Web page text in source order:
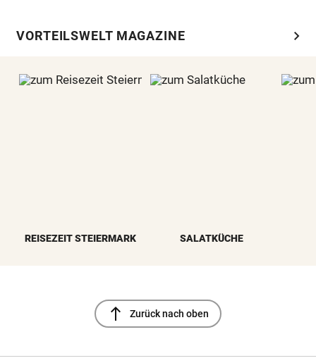
VORTEILSWELT MAGAZINE chevron_right
REISEZEIT STEIERMARK SALATKÜCHE
north Zurück nach oben